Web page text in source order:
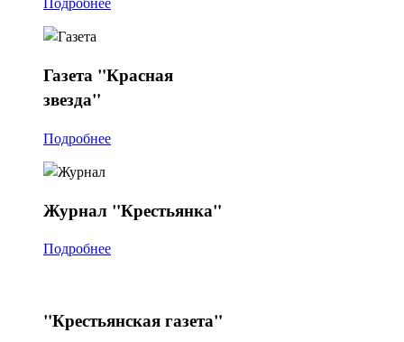
Газета "Красная
звезда"
Подробнее
Журнал "Крестьянка"
Подробнее
"Крестьянскаягазета"